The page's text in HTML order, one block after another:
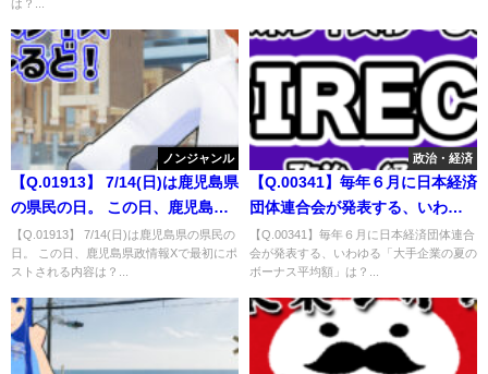
は？...
ノンジャンル
【Q.01913】 7/14(日)は鹿児島県
の県民の日。 この日、鹿児島県
政情報Xで最初にポストされる内
容は？
【Q.01913】 7/14(日)は鹿児島県の県民の
日。 この日、鹿児島県政情報Xで最初にポ
ストされる内容は？...
政治・経済
【Q.00341】毎年６月に日本経済
団体連合会が発表する、いわゆ
る「大手企業の夏のボーナス平
均額」は？
【Q.00341】毎年６月に日本経済団体連合
会が発表する、いわゆる「大手企業の夏の
ボーナス平均額」は？...